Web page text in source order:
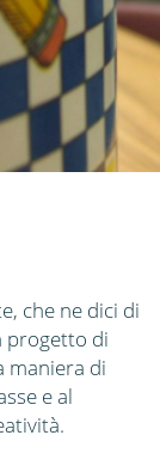
che ne dici di
progetto di
maniera di
e al